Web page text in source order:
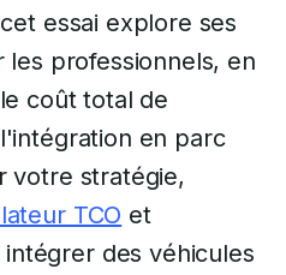
essai explore ses
professionnels, en
coût total de
en parc
votre stratégie,
TCO et
des véhicules